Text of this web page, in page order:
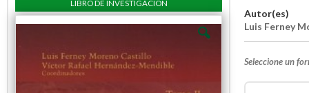
Autor(es)
Luis Ferney
Seleccione un
LIBRO DE INVESTIGACIÓN